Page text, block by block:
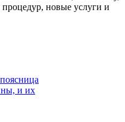
новые услуги и
и их